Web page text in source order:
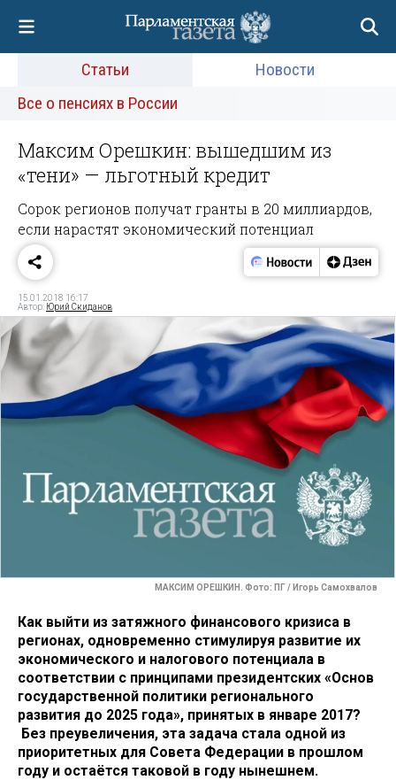
Статьи
Новости
Все о пенсиях в России
Максим Орешкин: вышедшим из
«тени» — льготный кредит
Сорок регионов получат гранты в 20 миллиардов,
если нарастят экономический потенциал
15.01.2018 16:17
Автор: Юрий Скиданов
МАКСИМ ОРЕШКИН. Фото: ПГ / Игорь Самохвалов
Как выйти из затяжного финансового кризиса в
регионах, одновременно стимулируя развитие их
экономического и налогового потенциала в
соответствии с принципами президентских «Основ
государственной политики регионального
развития до 2025 года», принятых в январе 2017?
Без преувеличения, эта задача стала одной из
приоритетных для Совета Федерации в прошлом
году и остаётся таковой в году нынешнем.